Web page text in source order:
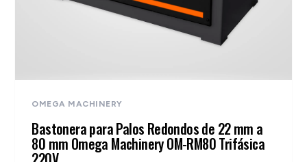
OMEGA MACHINERY
Bastonera para Palos Redondos de 22 mm a
80 mm Omega Machinery OM-RM80 Trifásica